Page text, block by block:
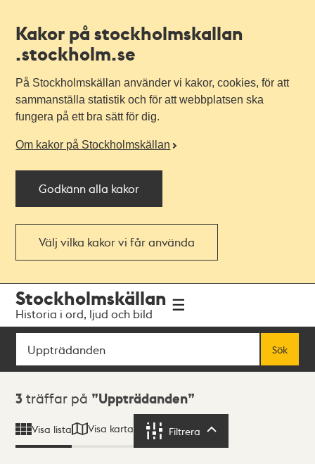
Kakor på stockholmskallan
.stockholm.se
På Stockholmskällan använder vi kakor, cookies, för att
sammanställa statistik och för att webbplatsen ska
fungera på ett bra sätt för dig.
Om kakor på Stockholmskällan
Godkänn alla kakor
Välj vilka kakor vi får använda
navigationen
huvudinnehållet
Stockholmskällan
Historia i ord, ljud och bild
Sök
Sök
Sökresultat
3 träffar på Uppträdanden
Visa lista Visa karta Filtrera